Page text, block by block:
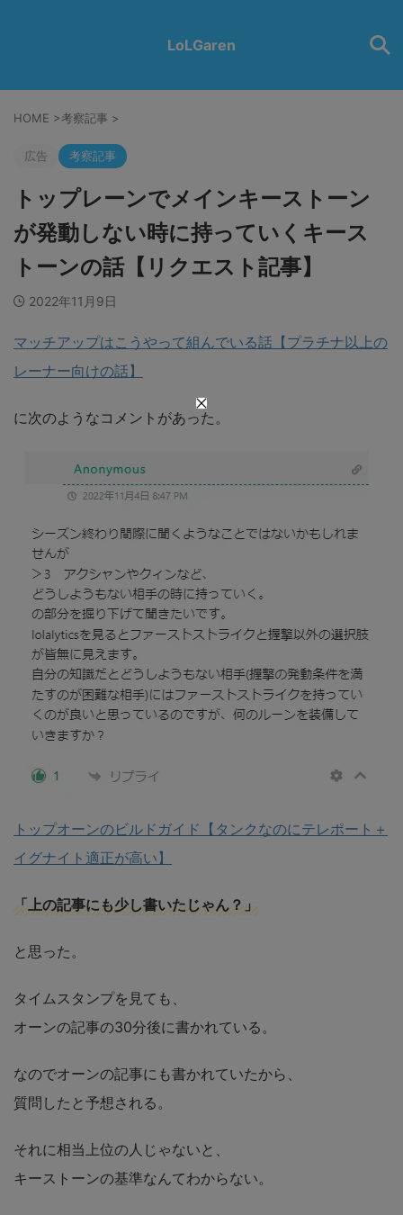
LoLGaren
HOME >考察記事 >
広告 考察記事
トップレーンでメインキーストーン
が発動しない時に持っていくキース
トーンの話【リクエスト記事】
2022年11月9日
マッチアップはこうやって組んでいる話【プラチナ以上の
レーナー向けの話】
に次のようなコメントがあった。
トップオーンのビルドガイド【タンクなのにテレポート＋
イグナイト適正が高い】
「上の記事にも少し書いたじゃん？」
と思った。
タイムスタンプを見ても、
オーンの記事の30分後に書かれている。
なのでオーンの記事にも書かれていたから、
質問したと予想される。
それに相当上位の人じゃないと、
キーストーンの基準なんてわからない。